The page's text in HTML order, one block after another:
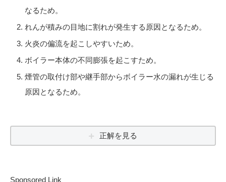
なるため。
れんが積みの目地に割れが発生する原因となるため。
火炎の偏流を起こしやすいため。
ボイラー本体の不同膨張を起こすため。
煙管の取付け部や継手部からボイラー水の漏れが生じる
原因となるため。
正解を見る
Sponsored Link